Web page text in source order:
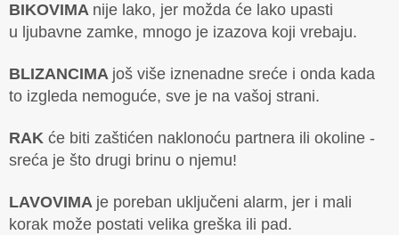
BIKOVIMA nije lako, jer možda će lako upasti
u ljubavne zamke, mnogo je izazova koji vrebaju.
BLIZANCIMA još više iznenadne sreće i onda kada
to izgleda nemoguće, sve je na vašoj strani.
RAK će biti zaštićen naklonoću partnera ili okoline -
sreća je što drugi brinu o njemu!
LAVOVIMA je poreban uključeni alarm, jer i mali
korak može postati velika greška ili pad.